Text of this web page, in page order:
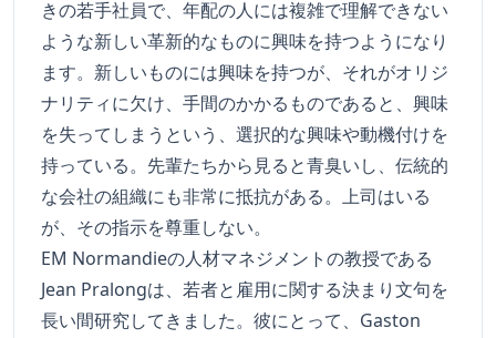
きの若手社員で、年配の人には複雑で理解できない
ような新しい革新的なものに興味を持つようになり
ます。新しいものには興味を持つが、それがオリジ
ナリティに欠け、手間のかかるものであると、興味
を失ってしまうという、選択的な興味や動機付けを
持っている。先輩たちから見ると青臭いし、伝統的
な会社の組織にも非常に抵抗がある。上司はいる
が、その指示を尊重しない。
EM Normandieの人材マネジメントの教授である
Jean Pralongは、若者と雇用に関する決まり文句を
長い間研究してきました。彼にとって、Gaston